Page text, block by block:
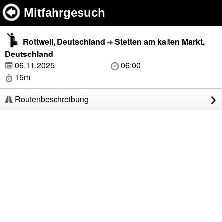
Mitfahrgesuch
Rottweil, Deutschland
Stetten am kalten Markt,
Deutschland
06.11.2025
06:00
15m
Routenbeschreibung